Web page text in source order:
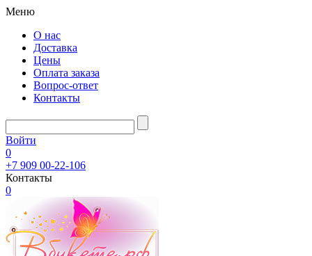
Меню
О нас
Доставка
Цены
Оплата заказа
Вопрос-ответ
Контакты
Войти
0
+7 909 00-22-106
Контакты
0